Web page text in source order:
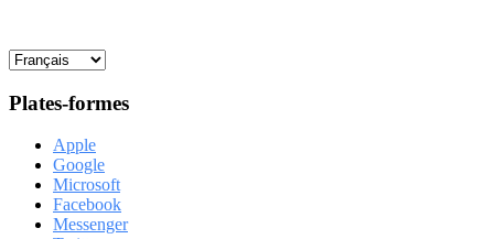
Plates-formes
Apple
Google
Microsoft
Facebook
Messenger